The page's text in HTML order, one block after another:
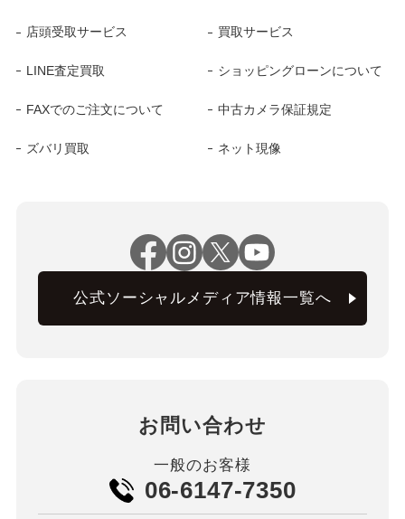
店頭受取サービス 買取サービス
LINE査定買取 ショッピングローンについて
FAXでのご注文について 中古カメラ保証規定
ズバリ買取 ネット現像
公式ソーシャルメディア情報一覧へ
お問い合わせ
一般のお客様
06-6147-7350